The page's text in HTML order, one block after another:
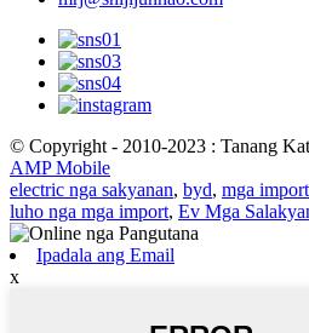
© Copyright - 2010-2023 : Tanang
AMP Mobile
electric nga sakyanan, byd, mga
luho nga mga import, Ev Mga
Ipadala ang Email
x